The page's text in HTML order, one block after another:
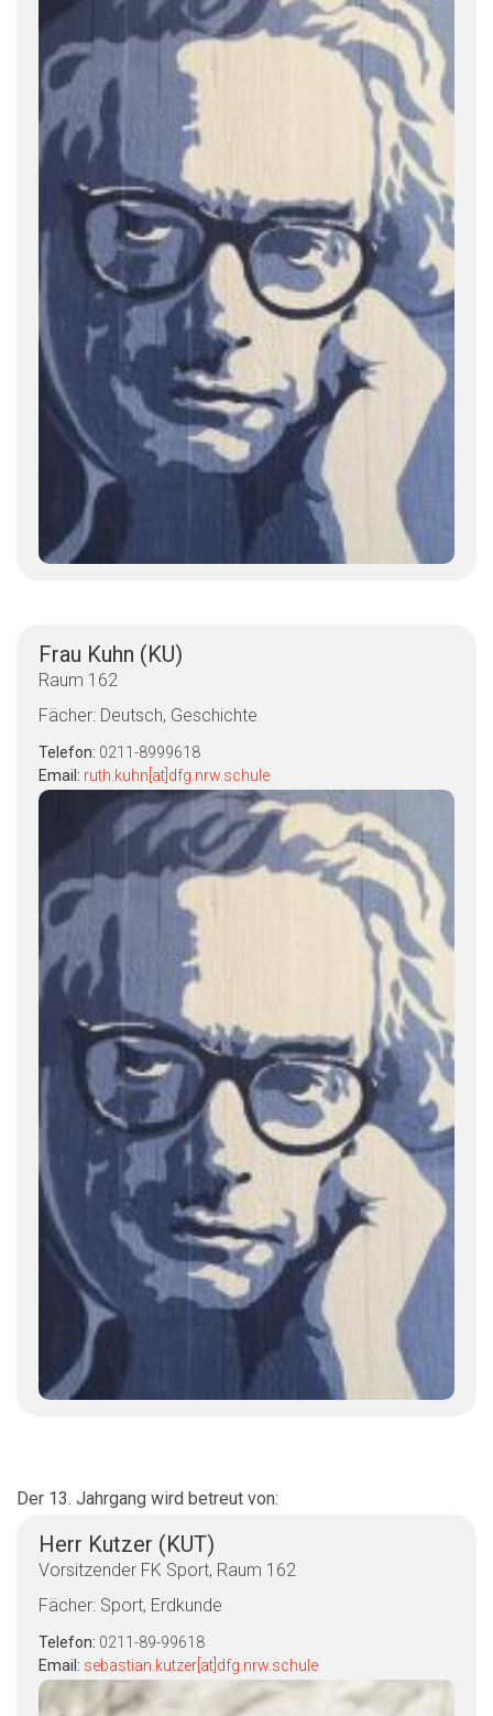
Frau Kuhn (KU)
Raum 162
Fächer: Deutsch, Geschichte
Telefon: 0211-8999618
Email: ruth.kuhn[at]dfg.nrw.schule
Der 13. Jahrgang wird betreut von:
Herr Kutzer (KUT)
Vorsitzender FK Sport, Raum 162
Fächer: Sport, Erdkunde
Telefon: 0211-89-99618
Email: sebastian.kutzer[at]dfg.nrw.schule